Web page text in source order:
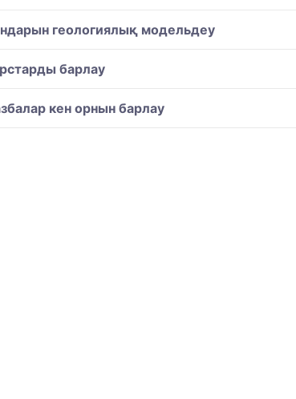
геологиялық модельдеу
барлау
кен орнын барлау